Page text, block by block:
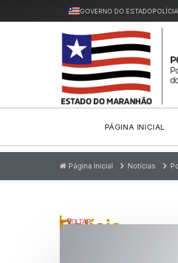
GOVERNO DO ESTADO
PÁGINA INICIAL
Página Inicial Notícias
P
Polícia
VOLTAR